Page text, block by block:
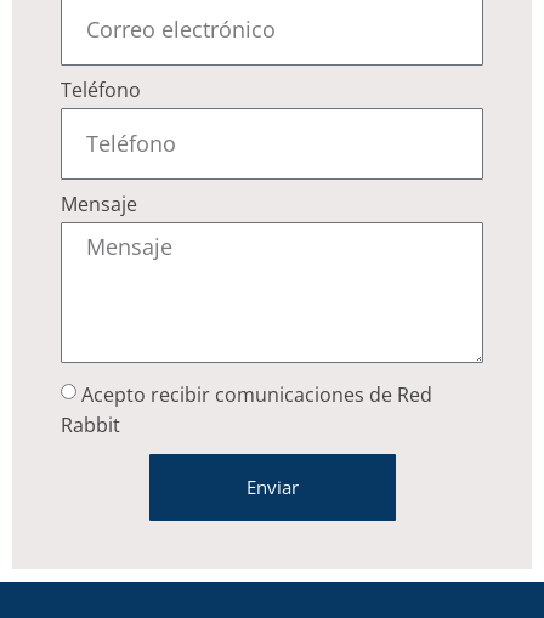
Teléfono
Mensaje
Acepto recibir comunicaciones de Red
Rabbit
Enviar